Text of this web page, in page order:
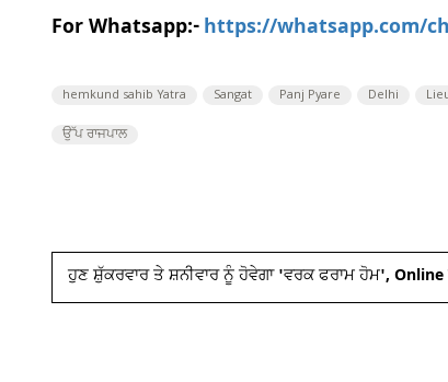
For Whatsapp:-https://whatsapp.com/
hemkund sahib Yatra Sangat Panj Pyare Delhi
ਉੱਪ ਰਾਜਪਾਲ
ਹੁਣ ਸ਼ੁੱਕਰਵਾਰ ਤੇ ਸ਼ਨੀਵਾਰ ਨੂੰ ਹੋਵੇਗਾ 'ਵਰਕ ਫਰਾਮ ਹੋਮ',